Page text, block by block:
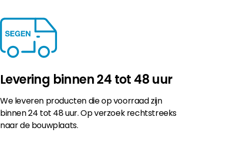
Levering binnen 24 tot 48 uur
We leveren producten die op voorraad zijn
binnen 24 tot 48 uur. Op verzoek rechtstreeks
naar de bouwplaats.